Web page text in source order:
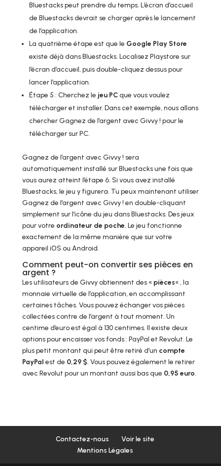
Bluestacks peut prendre du temps. L’écran d’accueil
de Bluestacks devrait se charger après le lancement
de l’application.
La quatrième étape est que le Google Play Store
existe déjà dans Bluestacks. Localisez Playstore sur
l’écran d’accueil, puis double-cliquez dessus pour
lancer l’application.
Étape 5 : Cherchez le jeu PCque vous voulez
télécharger et installer. Dans cet exemple, nous allons
chercher Gagnez de l’argent avec Givvy ! pour le
télécharger sur PC.
Gagnez de l’argent avec Givvy ! sera
automatiquement installé sur Bluestacks une fois que
vous aurez atteint l’étape 6. Si vous avez installé
Bluestacks, le jeu y figurera. Tu peux maintenant utiliser
Gagnez de l’argent avec Givvy ! en double-cliquant
simplement sur l’icône du jeu dans Bluestacks. Des jeux
pour votre ordinateur de poche. Le jeu fonctionne
exactement de la même manière que sur votre
appareil iOS ou Android.
Comment peut-on convertir ses pièces en
argent ?
Les utilisateurs de Givvy obtiennent des « pièces« , la
monnaie virtuelle de l’application, en accomplissant
certaines tâches. Vous pouvez échanger vos pièces
collectées contre de l’argent à tout moment. Un
centime d’euro est égal à 130 centimes. Il existe deux
options pour encaisser vos fonds : PayPal et Revolut. Le
plus petit montant qui peut être retiré d’un compte
PayPal est de 0,29 $. Vous pouvez également le retirer
avec Revolut pour un montant aussi bas que 0,95 euro.
Contactez-nous
Voir le site
Mentions Légales